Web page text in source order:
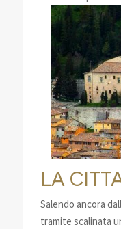
LA
Salendo ancora
tramite scalinata